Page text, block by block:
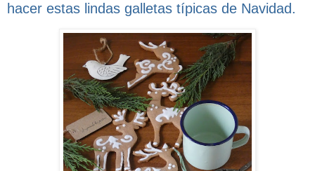
hacer estas lindas galletas típicas de Navidad.